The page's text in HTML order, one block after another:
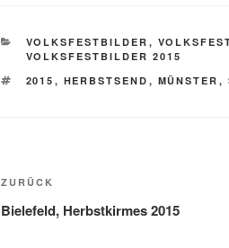
KATEGORIEN
VOLKSFESTBILDER ,
VOLKSFESTBILDER 2015
SCHLAGWÖRTER
2015 , HERBSTSEND , MÜNSTER ,
Beitragsnavigation
Vorheriger
Beitrag
ZURÜCK
Bielefeld, Herbstkirmes 2015